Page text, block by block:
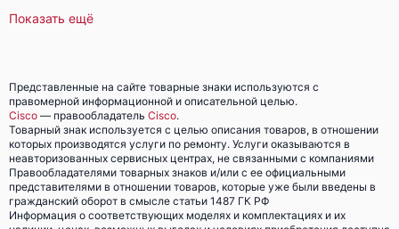
Показать ещё
Представленные на сайте товарные знаки используются с
правомерной информационной и описательной целью.
Cisco — правообладатель Cisco.
Товарный знак используется с целью описания товаров, в отношении
которых производятся услуги по ремонту. Услуги оказываются в
неавторизованных сервисных центрах, не связанными с компаниями
Правообладателями товарных знаков и/или с ее официальными
представителями в отношении товаров, которые уже были введены в
гражданский оборот в смысле статьи 1487 ГК РФ
Информация о соответствующих моделях и комплектациях и их